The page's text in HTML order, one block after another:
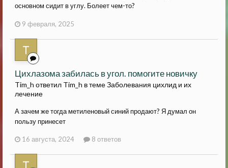
основном сидит в углу. Болеет чем-то?
9 февраля, 2025
Цихлазома забилась в угол. помогите новичку
Tim_h ответил Tim_h в темеЗаболевания цихлид и их
лечение
А зачем же тогда метиленовый синий продают? Я думал он
пользу принесет
16 августа, 2024 8 ответов